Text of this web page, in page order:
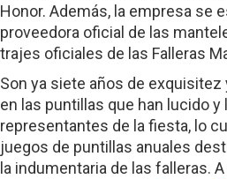
Honor. Además, la empresa se
proveedora oficial de las
trajes oficiales de las Falleras
Son ya siete años de exquisitez
en las puntillas que han lucido
representantes de la fiesta, lo
juegos de puntillas anuales
la indumentaria de las falleras.